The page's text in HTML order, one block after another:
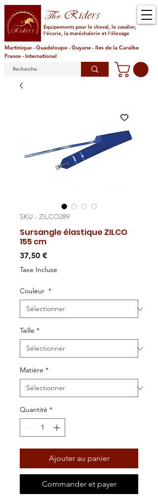
TheRiders
Équipements pour le cheval, le cavalier,
l'écurie, la maréchalerie et l'élevage
Martinique - Guadeloupe - Guyane - Iles de la Caraïbe
France - International
SKU : ZILCO289
Sursangle élastique ZILCO
155 cm
37,50 €Prix
Taxe Incluse
Couleur *
Taille *
Matière *
Quantité *
Ajouter au panier
Commander et payer